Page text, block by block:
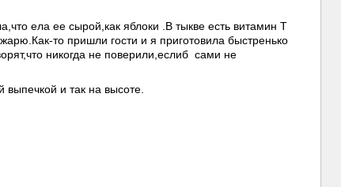
ела ее сырой,как яблоки .В тыкве есть витамин Т
то пришли гости и я приготовила быстренько
никогда не поверили,еслиб сами не
выпечкой и так на высоте.